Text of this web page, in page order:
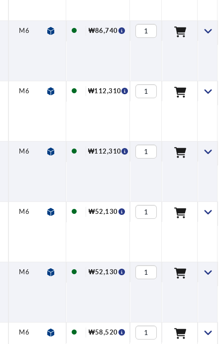
M6 — — 121 81 M8
₩86,740
M6 — — 126 81 M8
₩112,310
M6 — — 126 81 M8
₩112,310
M6 — — 68 39 M4
₩52,130
M6 — — 68 39 M4
₩52,130
M6 — — 81 48 M5
₩58,520